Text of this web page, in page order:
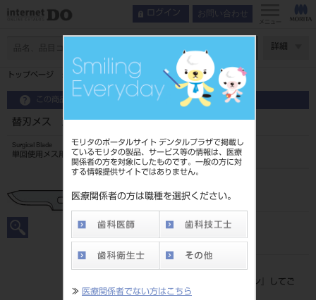
モリタのポータルサイト デンタルプラザで掲載し
ているモリタの製品、サービス等の情報は、医療
関係者の方を対象にしたものです。一般の方に対
する情報提供サイトではありません。
医療関係者の方は職種を選択ください。
≫ 医療関係者でない方はこちら
ログイン お問い合わせ
メニュー
詳細
トップページ 替刃メス ステンレス 20枚入 ＃15
この商品に関するお問い合わせ
替刃メス ステンレス 20枚入 ＃15
Surgical Blade
単回使用メス用刃
20211015015
JAN/EANコード
標準価格
ログイン
』してご
覧ください。